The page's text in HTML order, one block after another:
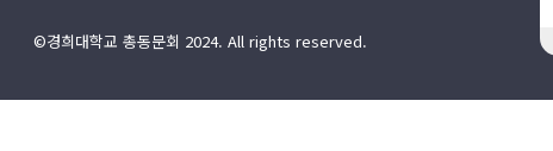
©경희대학교 총동문회 2024. All rights reserved.